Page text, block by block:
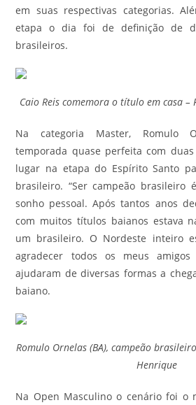
em suas respectivas categorias.
etapa o dia foi de definição de
brasileiros.
Caio Reis comemora o título em casa
Na categoria Master, Romulo
temporada quase perfeita com
lugar na etapa do Espírito Santo
brasileiro. “Ser campeão brasileiro
sonho pessoal. Após tantos anos
com muitos títulos baianos estava
um brasileiro. O Nordeste inteiro
agradecer todos os meus
ajudaram de diversas formas a
baiano.
Romulo Ornelas (BA), campeão
Henrique
Na Open Masculino o cenário foi o